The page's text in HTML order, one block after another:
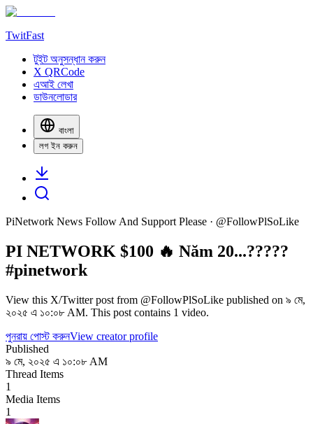
TwitFast
টুইট অনুসন্ধান করুন
X QRCode
এআই লেখা
ডাউনলোডার
বাংলা
লগ ইন করুন
PiNetwork News Follow And Support Please · @FollowPlSoLike
PI NETWORK $100 🔥 Năm 20...?????
#pinetwork
View this X/Twitter post from @FollowPlSoLike published on ৯ মে,
২০২৫ এ ১০:০৮ AM. This post contains 1 video.
পুনরায় পোস্ট করুনView creator profile
Published
৯ মে, ২০২৫ এ ১০:০৮ AM
Thread Items
1
Media Items
1